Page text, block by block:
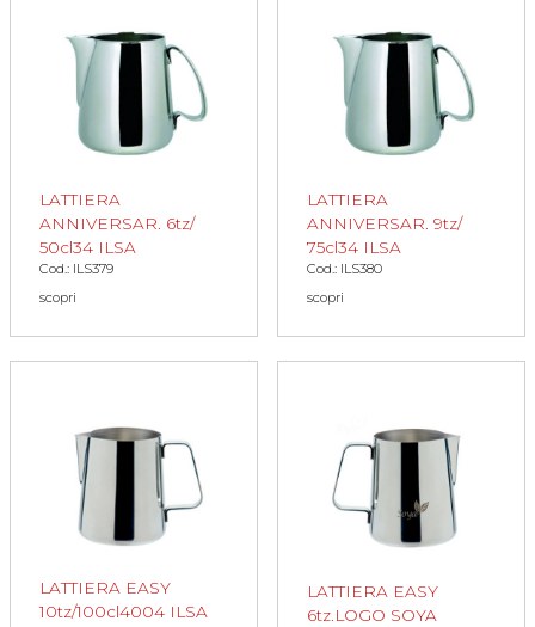
LATTIERA
ANNIVERSAR. 6tz/
50cl34 ILSA
Cod.: ILS379
scopri
LATTIERA
ANNIVERSAR. 9tz/
75cl34 ILSA
Cod.: ILS380
scopri
LATTIERA EASY
10tz/100cl4004 ILSA
LATTIERA EASY
6tz.LOGO SOYA